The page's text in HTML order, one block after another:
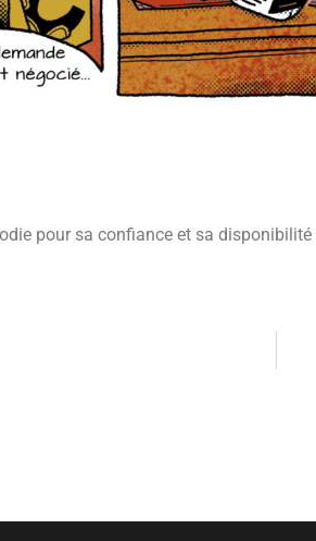
pour sa confiance et sa disponibilité